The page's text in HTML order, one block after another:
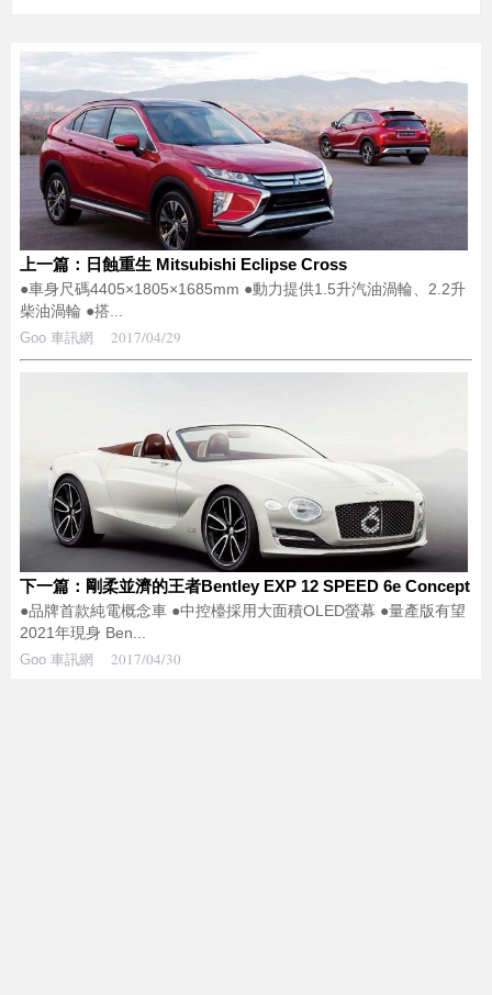
上一篇：日蝕重生 Mitsubishi Eclipse Cross
●車身尺碼4405×1805×1685mm ●動力提供1.5升汽油渦輪、2.2升
柴油渦輪 ●搭...
Goo 車訊網 2017/04/29
下一篇：剛柔並濟的王者Bentley EXP 12 SPEED 6e Concept
●品牌首款純電概念車 ●中控檯採用大面積OLED螢幕 ●量產版有望
2021年現身 Ben...
Goo 車訊網 2017/04/30